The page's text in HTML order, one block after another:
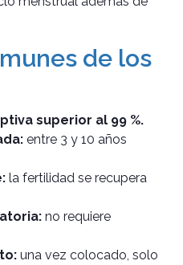
de los
superior al 99 %.
entre 3 y 10 años
la fertilidad se recupera
no requiere
una vez colocado, solo